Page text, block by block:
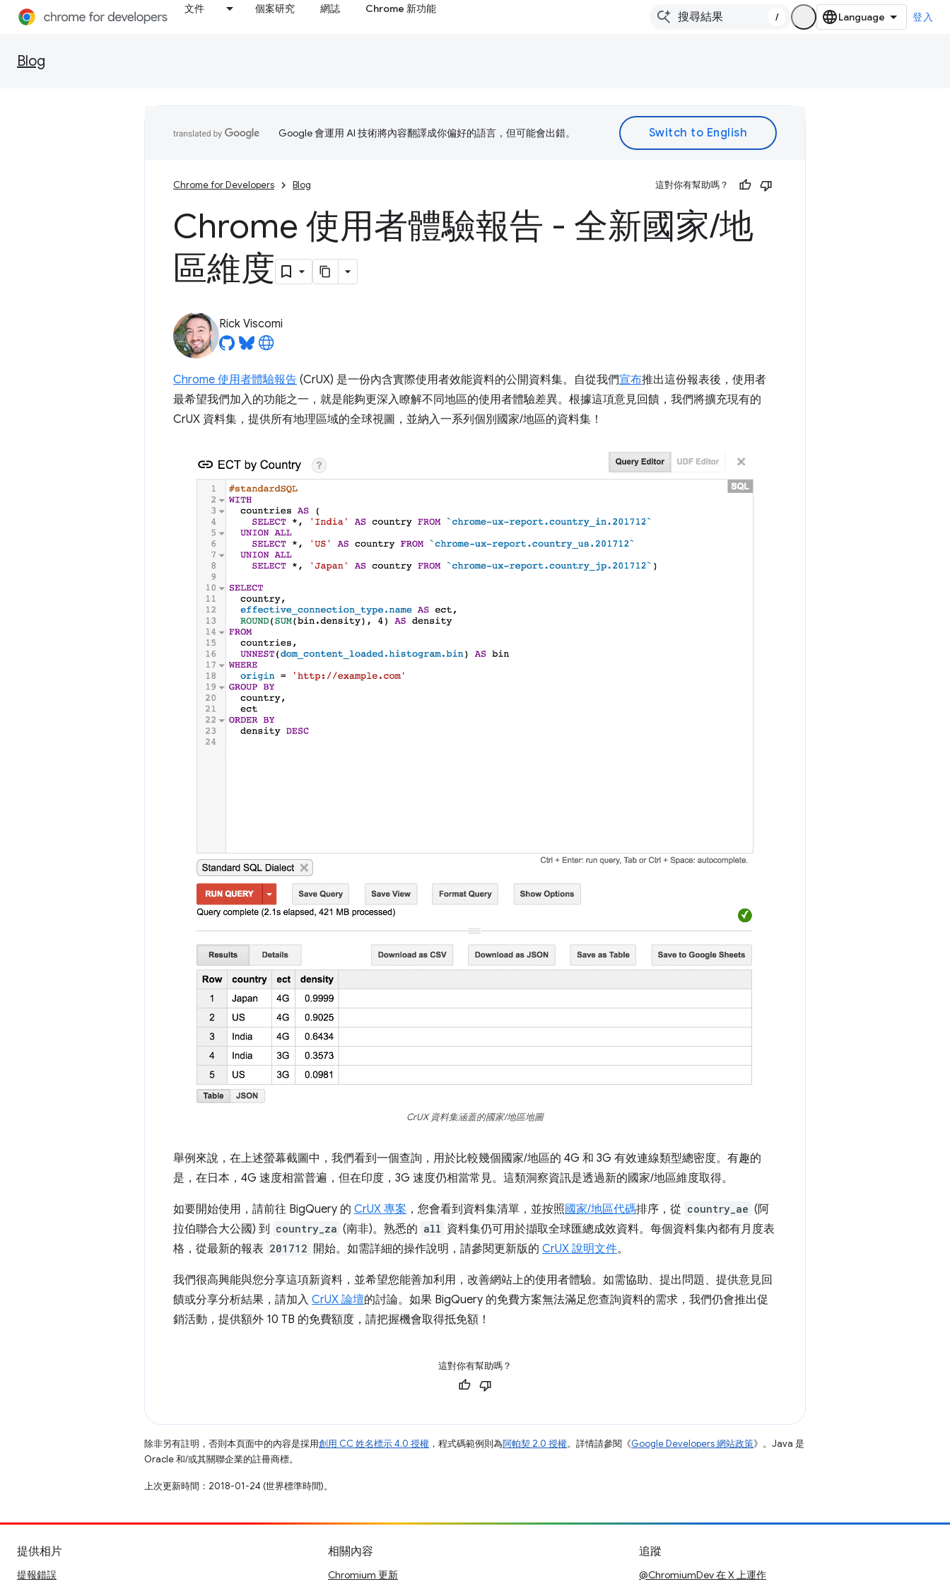
文件 個案研究 網誌 Chrome 新功能
/ 登入
Blog
Google 會運用 AI 技術將內容翻譯成你偏好的語言，但可能會出錯。
Chrome for Developers Blog 這對你有幫助嗎？
Chrome 使用者體驗報告 - 全新國家/地
區維度
Rick Viscomi
Chrome 使用者體驗報告 (CrUX) 是一份內含實際使用者效能資料的公開資料集。自從我們宣布推出這份報表後，使用者
最希望我們加入的功能之一，就是能夠更深入瞭解不同地區的使用者體驗差異。根據這項意見回饋，我們將擴充現有的
CrUX 資料集，提供所有地理區域的全球視圖，並納入一系列個別國家/地區的資料集！
CrUX 資料集涵蓋的國家/地區地圖
舉例來說，在上述螢幕截圖中，我們看到一個查詢，用於比較幾個國家/地區的 4G 和 3G 有效連線類型總密度。有趣的
是，在日本，4G 速度相當普遍，但在印度，3G 速度仍相當常見。這類洞察資訊是透過新的國家/地區維度取得。
如要開始使用，請前往 BigQuery 的 CrUX 專案 ，您會看到資料集清單，並按照國家/地區代碼排序，從 country_ae (阿
拉伯聯合大公國) 到 country_za (南非)。熟悉的 all 資料集仍可用於擷取全球匯總成效資料。每個資料集內都有月度表
格，從最新的報表 201712 開始。如需詳細的操作說明，請參閱更新版的 CrUX 說明文件。
我們很高興能與您分享這項新資料，並希望您能善加利用，改善網站上的使用者體驗。如需協助、提出問題、提供意見回
饋或分享分析結果，請加入 CrUX 論壇的討論。如果 BigQuery 的免費方案無法滿足您查詢資料的需求，我們仍會推出促
銷活動，提供額外 10 TB 的免費額度 ，請把握機會取得抵免額！
這對你有幫助嗎？
除非另有註明，否則本頁面中的內容是採用創用 CC 姓名標示 4.0 授權 ，程式碼範例則為阿帕契 2.0 授權。詳情請參閱《Google Developers 網站政策》。Java 是
Oracle 和/或其關聯企業的註冊商標。
上次更新時間：2018-01-24 (世界標準時間)。
提供相片
提報錯誤
相關內容
Chromium 更新
追蹤
@ChromiumDev 在 X 上運作